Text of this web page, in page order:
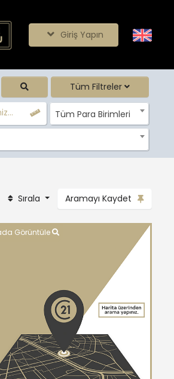
Giriş Yapın
Tüm Filtreler
Tüm Para Birimleri
Sırala Aramayı Kaydet
Görüntüle